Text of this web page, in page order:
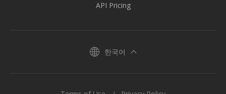
API Pricing
한국어